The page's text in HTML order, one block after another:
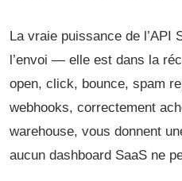
La vraie puissance de l’API
l’envoi — elle est dans la
open, click, bounce, spam
webhooks, correctement
warehouse, vous donnent
aucun dashboard SaaS ne